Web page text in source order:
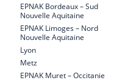
EPNAK Bordeaux – Sud
Nouvelle Aquitaine
EPNAK Limoges – Nord
Nouvelle Aquitaine
Lyon
Metz
EPNAK Muret – Occitanie